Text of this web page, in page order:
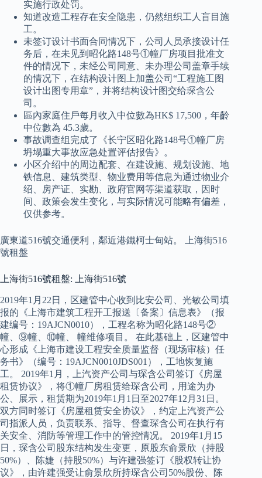
实施行政处罚。
知道改造工程存在安全隐患，仍然组织工人盲目施
工。
未签订设计书面合同情况下，公司人员承接设计任
务后，在未见到昭化路148号①幢厂房项目批准文
件的情况下，未经公司同意、未办理公司盖章手续
的情况下，在结构设计图上加盖公司“工程施工图
设计出图专用章”，并将结构设计图交给琛含公
司。
區內家庭住戶每月收入中位數為HK$ 17,500，年齡
中位數為 45.3歲。
事故调查组完成了《长宁区昭化路148号①幢厂房
坍塌重大事故应急处置评估报告》。
小区介绍中的周边配套、在建设施、规划设施、地
铁信息、建筑类型、物业费用等信息为通过物业介
绍、房产证、实勘、政府官网等渠道获取，因时
间、政策会发生变化，与实际情况可能略有偏差，
仅供参考。
廣東道516號交通便利，鄰近港鐵柯士甸站。 上海街516
號租盤
上海街516號租盤: 上海街516號
2019年1月22日，区建管中心收到比安公司、光敏公司填
报的《上海市建筑工程开工报送〔备案〕信息表》（报
建编号：19AJCN0010），工程名称为昭化路148号②
幢、⑨幢、⑩幢、 幢维修项目。 在此基础上，区建管中
心形成《上海市建设工程安全质量监督（现场审核）任
务书》（编号：19AJCN0010JDS001），工地恢复施
工。 2019年1月，上汽资产公司与琛含公司签订《房屋
租赁协议》，将①幢厂房租赁给琛含公司，用途为办
公、展示，租赁期为2019年1月1日至2027年12月31日。
双方同时签订《房屋租赁安全协议》，约定上汽资产公
司指派人员，负责联系、指导、督查琛含公司在执行有
关安全、消防等管理工作中的管控情况。 2019年1月15
日，琛含公司股东结构发生变更，原股东俞景欣（持股
50%）、陈婕（持股50%）与许建强签订《股权转让协
议》，由许建强受让俞景欣所持琛含公司50%股份、陈